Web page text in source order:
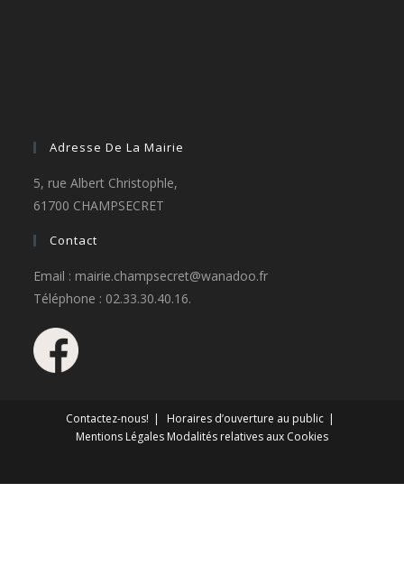
Adresse De La Mairie
5, rue Albert Christophle,
61700 CHAMPSECRET
Contact
Email : mairie.champsecret@wanadoo.fr
Téléphone : 02.33.30.40.16.
Contactez-nous!
Horaires d’ouverture au public
Mentions Légales Modalités relatives aux Cookies